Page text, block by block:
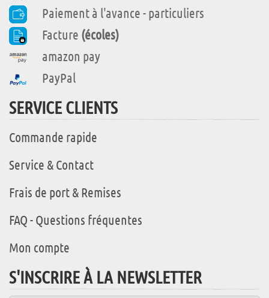
Paiement à l'avance - particuliers
Facture (écoles)
amazon pay
PayPal
SERVICE CLIENTS
Commande rapide
Service & Contact
Frais de port & Remises
FAQ - Questions fréquentes
Mon compte
S'INSCRIRE À LA NEWSLETTER